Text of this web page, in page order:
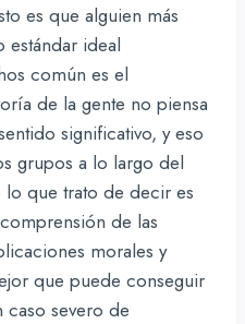
es que alguien más
estándar ideal
común es el
de la gente no piensa
significativo, y eso
grupos a lo largo del
que trato de decir es
de las
morales y
que puede conseguir
caso severo de